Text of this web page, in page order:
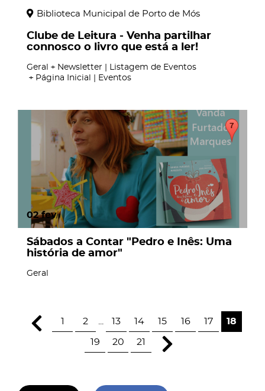
Biblioteca Municipal de Porto de Mós
Clube de Leitura - Venha partilhar
connosco o livro que está a ler!
Geral
Newsletter | Listagem de Eventos
Página Inicial | Eventos
02 fev
Sábados a Contar "Pedro e Inês: Uma
história de amor"
Geral
1 2 13 14 15 16 17 18
19 20 21